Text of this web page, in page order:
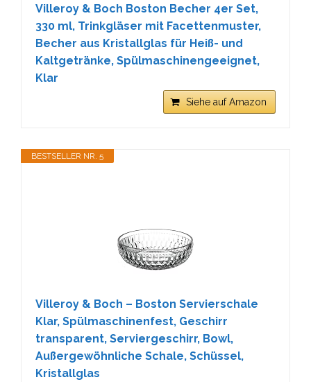
Villeroy & Boch Boston Becher 4er Set,
330 ml, Trinkgläser mit Facettenmuster,
Becher aus Kristallglas für Heiß- und
Kaltgetränke, Spülmaschinengeeignet,
Klar
Siehe auf Amazon
BESTSELLER NR. 5
Villeroy & Boch – Boston Servierschale
Klar, Spülmaschinenfest, Geschirr
transparent, Serviergeschirr, Bowl,
Außergewöhnliche Schale, Schüssel,
Kristallglas